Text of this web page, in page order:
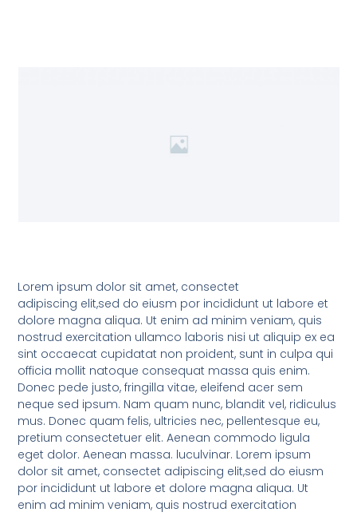
Lorem ipsum dolor sit amet, consectet
adipiscing elit,sed do eiusm por incididunt ut labore et
dolore magna aliqua. Ut enim ad minim veniam, quis
nostrud exercitation ullamco laboris nisi ut aliquip ex ea
sint occaecat cupidatat non proident, sunt in culpa qui
officia mollit natoque consequat massa quis enim.
Donec pede justo, fringilla vitae, eleifend acer sem
neque sed ipsum. Nam quam nunc, blandit vel, ridiculus
mus. Donec quam felis, ultricies nec, pellentesque eu,
pretium consectetuer elit. Aenean commodo ligula
eget dolor. Aenean massa. luculvinar. Lorem ipsum
dolor sit amet, consectet adipiscing elit,sed do eiusm
por incididunt ut labore et dolore magna aliqua. Ut
enim ad minim veniam, quis nostrud exercitation